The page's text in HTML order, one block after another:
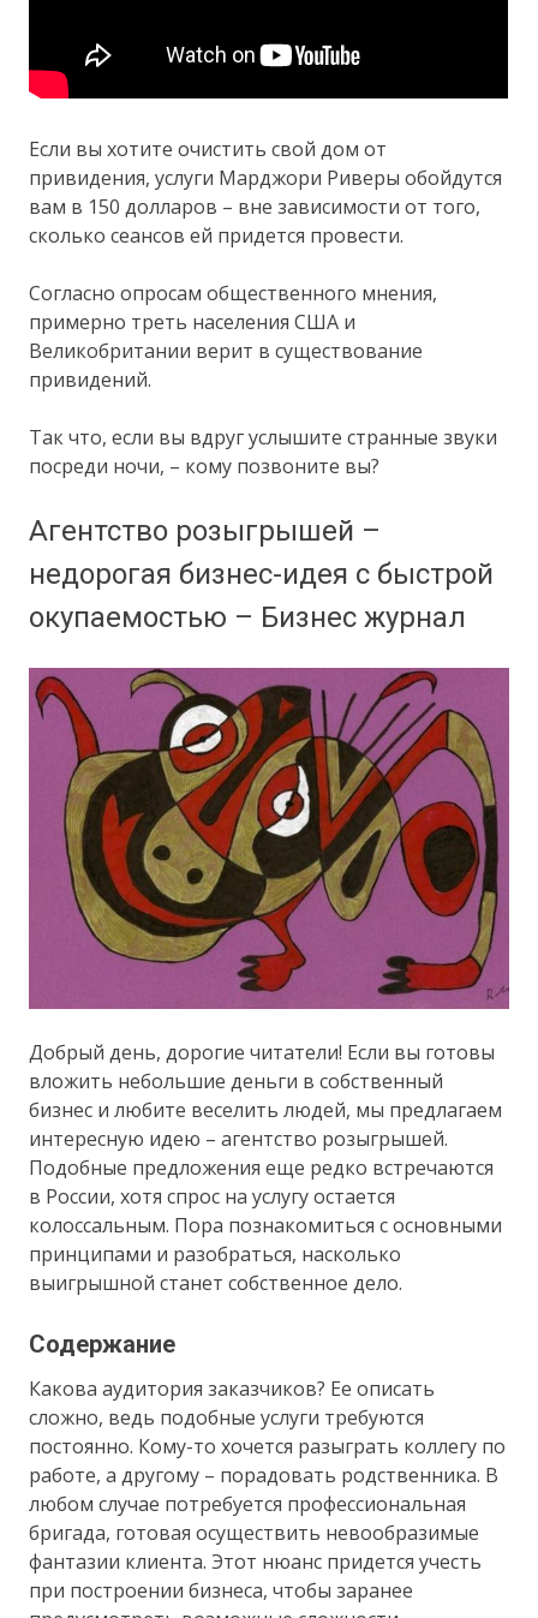
Если вы хотите очистить свой дом от
привидения, услуги Марджори Риверы обойдутся
вам в 150 долларов – вне зависимости от того,
сколько сеансов ей придется провести.
Согласно опросам общественного мнения,
примерно треть населения США и
Великобритании верит в существование
привидений.
Так что, если вы вдруг услышите странные звуки
посреди ночи, – кому позвоните вы?
Агентство розыгрышей –
недорогая бизнес-идея с быстрой
окупаемостью – Бизнес журнал
Добрый день, дорогие читатели! Если вы готовы
вложить небольшие деньги в собственный
бизнес и любите веселить людей, мы предлагаем
интересную идею – агентство розыгрышей.
Подобные предложения еще редко встречаются
в России, хотя спрос на услугу остается
колоссальным. Пора познакомиться с основными
принципами и разобраться, насколько
выигрышной станет собственное дело.
Содержание
Какова аудитория заказчиков? Ее описать
сложно, ведь подобные услуги требуются
постоянно. Кому-то хочется разыграть коллегу по
работе, а другому – порадовать родственника. В
любом случае потребуется профессиональная
бригада, готовая осуществить невообразимые
фантазии клиента. Этот нюанс придется учесть
при построении бизнеса, чтобы заранее